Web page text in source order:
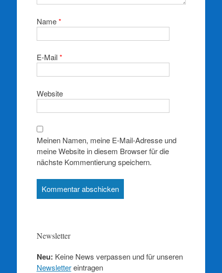
Name*
E-Mail*
Website
Meinen Namen, meine E-Mail-Adresse und
meine Website in diesem Browser für die
nächste Kommentierung speichern.
Newsletter
Neu: Keine News verpassen und für unseren
Newslettereintragen